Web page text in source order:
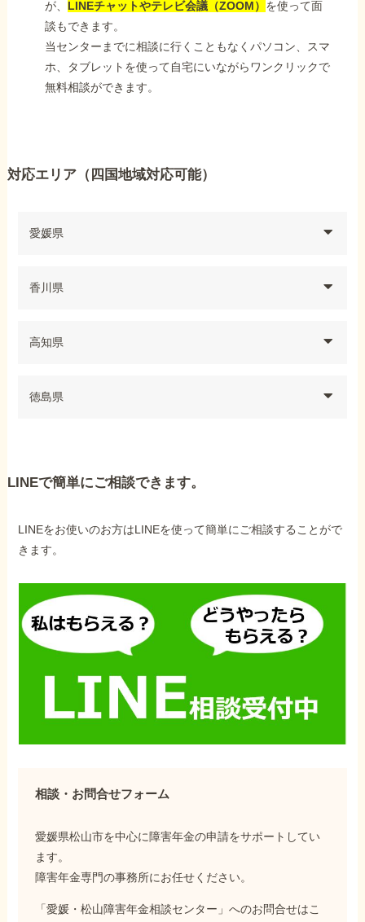
が、 LINEチャットやテレビ会議（ZOOM） を使って面
談もできます。
当センターまでに相談に行くこともなくパソコン、スマ
ホ、タブレットを使って自宅にいながらワンクリックで
無料相談ができます。
対応エリア（四国地域対応可能）
愛媛県
香川県
高知県
徳島県
LINEで簡単にご相談できます。
LINEをお使いのお方はLINEを使って簡単にご相談することがで
きます。
相談・お問合せフォーム
愛媛県松山市を中心に障害年金の申請をサポートしてい
ます。
障害年金専門の事務所にお任せください。
「愛媛・松山障害年金相談センター」へのお問合せはこ